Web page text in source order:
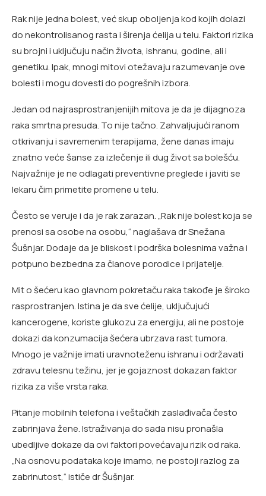
Rak nije jedna bolest, već skup oboljenja kod kojih dolazi
do nekontrolisanog rasta i širenja ćelija u telu. Faktori rizika
su brojni i uključuju način života, ishranu, godine, ali i
genetiku. Ipak, mnogi mitovi otežavaju razumevanje ove
bolesti i mogu dovesti do pogrešnih izbora.
Jedan od najrasprostranjenijih mitova je da je dijagnoza
raka smrtna presuda. To nije tačno. Zahvaljujući ranom
otkrivanju i savremenim terapijama, žene danas imaju
znatno veće šanse za izlečenje ili dug život sa bolešću.
Najvažnije je ne odlagati preventivne preglede i javiti se
lekaru čim primetite promene u telu.
Često se veruje i da je rak zarazan. „Rak nije bolest koja se
prenosi sa osobe na osobu,“ naglašava dr Snežana
Šušnjar. Dodaje da je bliskost i podrška bolesnima važna i
potpuno bezbedna za članove porodice i prijatelje.
Mit o šećeru kao glavnom pokretaču raka takođe je široko
rasprostranjen. Istina je da sve ćelije, uključujući
kancerogene, koriste glukozu za energiju, ali ne postoje
dokazi da konzumacija šećera ubrzava rast tumora.
Mnogo je važnije imati uravnoteženu ishranu i održavati
zdravu telesnu težinu, jer je gojaznost dokazan faktor
rizika za više vrsta raka.
Pitanje mobilnih telefona i veštačkih zaslađivača često
zabrinjava žene. Istraživanja do sada nisu pronašla
ubedljive dokaze da ovi faktori povećavaju rizik od raka.
„Na osnovu podataka koje imamo, ne postoji razlog za
zabrinutost,“ ističe dr Šušnjar.